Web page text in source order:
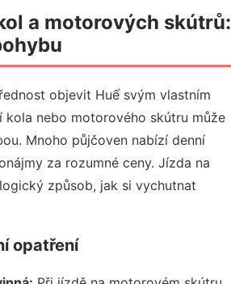
a motorových skútrů:
objevit Huế svým vlastním
kola nebo motorového skútru může
Mnoho půjčoven nabízí denní
za rozumné ceny. Jízda na
způsob, jak si vychutnat
opatření